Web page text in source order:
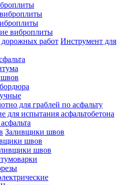
виброплиты
Инструмент для
для граблей по асфальту
для испытания асфальтобетона
Заливщики швов
швов
швов